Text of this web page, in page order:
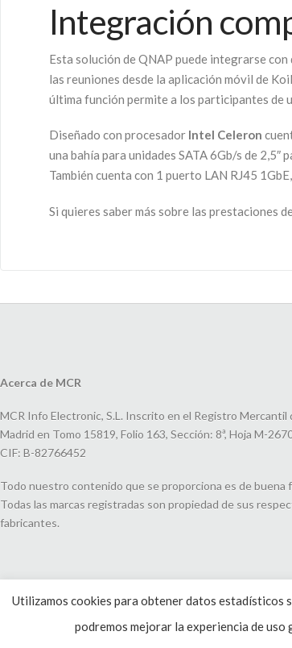
Integración
Esta solución de QNAP puede integrarse
las reuniones desde la aplicación móvil de
última función permite a los participantes de
Diseñado con procesador Intel Celeron
una bahía para unidades SATA 6Gb/s de
También cuenta con 1 puerto LAN RJ45
Si quieres saber más sobre las prestaciones
Acerca de MCR
MCR Info Electronic, S.L. Inscrito en el Registro Mercantil
Madrid en Tomo 15819, Folio 163, Sección: 8ª, Hoja M-
CIF: B-82766452
Todo nuestro contenido que se proporciona es de buena
Todas las marcas registradas son propiedad de sus
fabricantes.
Utilizamos cookies para obtener datos estadísticos
podremos mejorar la experiencia de uso